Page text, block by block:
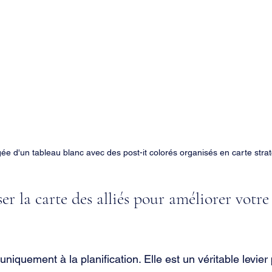
d'un tableau blanc avec des post-it colorés organisés en carte
la carte des alliés pour améliorer votre
à la planification. Elle est un véritable levier